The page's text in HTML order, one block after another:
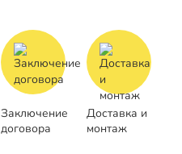
Заключение
договора
Доставка и
монтаж